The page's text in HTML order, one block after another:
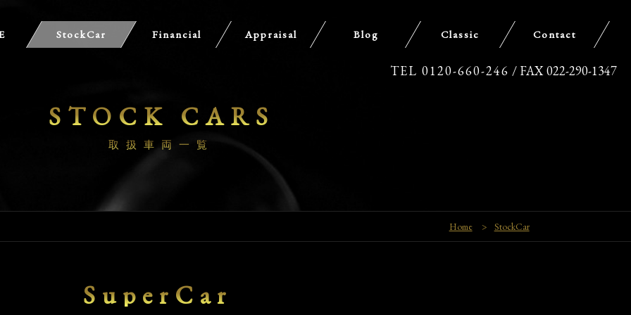
TEL 0120-660-246 / FAX 022-290-1347
StockCar Financial Appraisal Blog Classic Contact
STOCK CARS
取扱車両一覧
Home > StockCar
SuperCar